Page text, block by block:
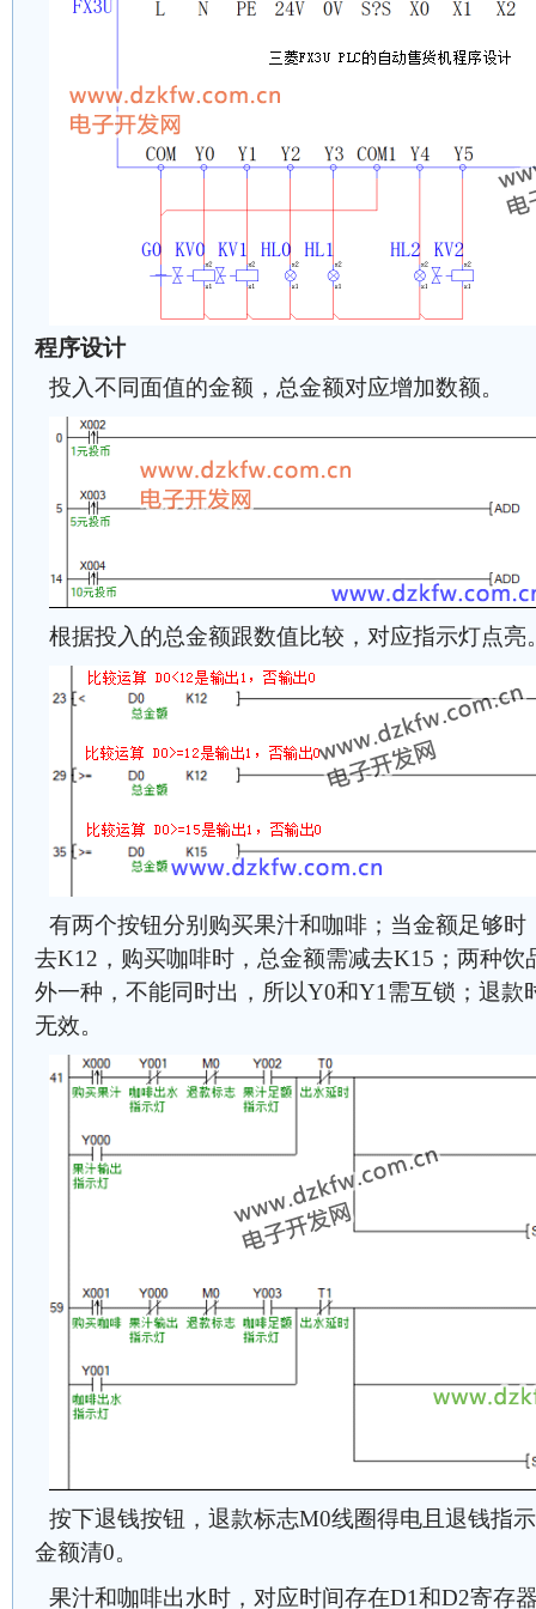
程序设计
投入不同面值的金额，总金额对应增加数额。
根据投入的总金额跟数值比较，对应指示灯点亮
有两个按钮分别购买果汁和咖啡；当金额足够
去K12，购买咖啡时，总金额需减去K15；两种饮
外一种，不能同时出，所以Y0和Y1需互锁；退款
无效。
按下退钱按钮，退款标志M0线圈得电且退钱指
金额清0。
果汁和咖啡出水时，对应时间存在D1和D2寄存